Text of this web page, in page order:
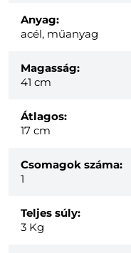
Anyag:
acél, műanyag
Magasság:
41 cm
Átlagos:
17 cm
Csomagok száma:
1
Teljes súly:
3 Kg